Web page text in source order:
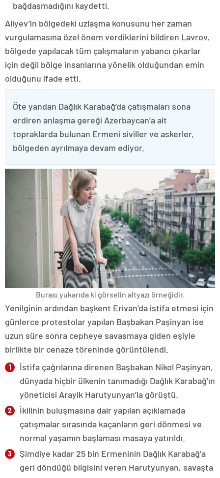
bağdaşmadığını kaydetti.
Aliyev’in bölgedeki uzlaşma konusunu her zaman
vurgulamasına özel önem verdiklerini bildiren Lavrov,
bölgede yapılacak tüm çalışmaların yabancı çıkarlar
için değil bölge insanlarına yönelik olduğundan emin
olduğunu ifade etti.
Öte yandan Dağlık Karabağ’da çatışmaları sona
erdiren anlaşma gereği Azerbaycan’a ait
topraklarda bulunan Ermeni siviller ve askerler,
bölgeden ayrılmaya devam ediyor.
Burası yukarıda ki görselin altyazı örneğidir.
Yenilginin ardından başkent Erivan’da istifa etmesi için
günlerce protestolar yapılan Başbakan Paşinyan ise
uzun süre sonra cepheye savaşmaya giden eşiyle
birlikte bir cenaze töreninde görüntülendi.
İstifa çağrılarına direnen Başbakan Nikol Paşinyan,
dünyada hiçbir ülkenin tanımadığı Dağlık Karabağ’ın
yöneticisi Arayik Harutyunyan’la görüştü.
İkilinin buluşmasına dair yapılan açıklamada
çatışmalar sırasında kaçanların geri dönmesi ve
normal yaşamın başlaması masaya yatırıldı.
Şimdiye kadar 25 bin Ermeninin Dağlık Karabağ’a
geri döndüğü bilgisini veren Harutyunyan, savaşta